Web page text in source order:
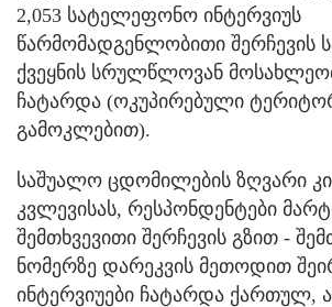
2,053 სატელეფონო ინტერვიუს
წარმომადგენლობითი შერჩევის
ქვეყნის სრულწლოვან
ჩატარდა (ოკუპირებული
გამოკლებით).
საშუალო ცდომილების ზღვარი კი
კვლევისას, რესპონდენტები
შემთხვევითი შერჩევის გზით -
ნომერზე დარეკვის მეთოდით
ინტერვიუები ჩატარდა ქართულ,